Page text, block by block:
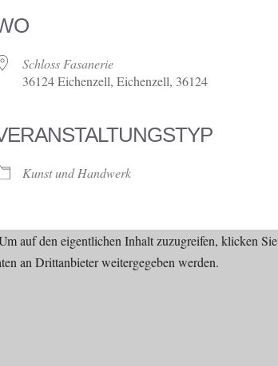
Schloss Fasanerie
36124 Eichenzell, Eichenzell, 36124
Kunst und Handwerk
auf den eigentlichen Inhalt zuzugreifen, klicken Sie
an Drittanbieter weitergegeben werden.